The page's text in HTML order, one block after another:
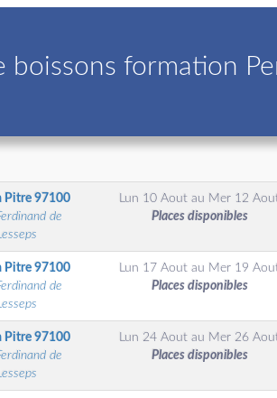
boissons formation
Pitre97100
de
Lun 10 Aout au Mer 12
Places disponibles
Pitre97100
de
Lun 17 Aout au Mer 19
Places disponibles
Pitre97100
de
Lun 24 Aout au Mer 26
Places disponibles